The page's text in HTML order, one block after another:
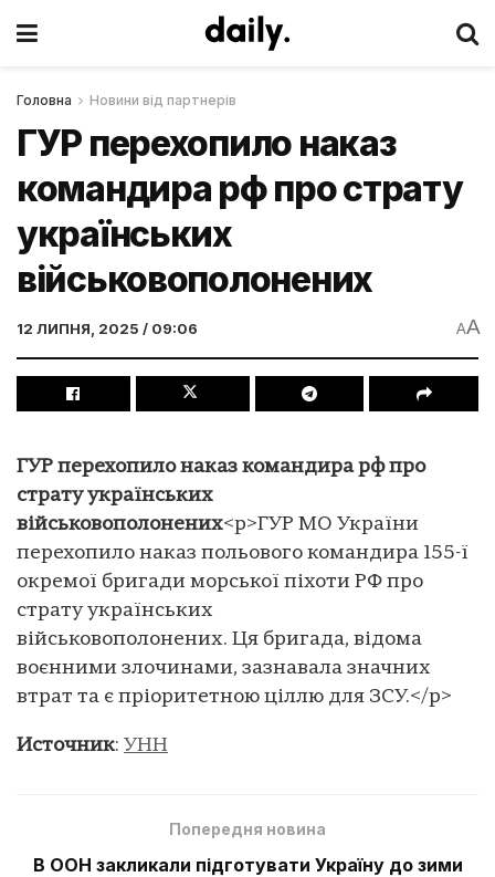
Головна Новини від партнерів
ГУР перехопило наказ
командира рф про страту
українських
військовополонених
12 ЛИПНЯ, 2025 / 09:06 AA
ГУР перехопило наказ командира рф про
страту українських
військовополонених<p>ГУР МО України
перехопило наказ польового командира 155-ї
окремої бригади морської піхоти РФ про
страту українських
військовополонених. Ця бригада, відома
воєнними злочинами, зазнавала значних
втрат та є пріоритетною ціллю для ЗСУ.</p>
Источник: УНН
Попередня новина
В ООН закликали підготувати Україну до зими